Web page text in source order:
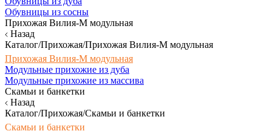
Обувницы из сосны
Прихожая Вилия-М модульная
Назад
Каталог/Прихожая/Прихожая Вилия-М модульная
Прихожая Вилия-М модульная
Модульные прихожие из дуба
Модульные прихожие из массива
Скамьи и банкетки
Назад
Каталог/Прихожая/Скамьи и банкетки
Скамьи и банкетки